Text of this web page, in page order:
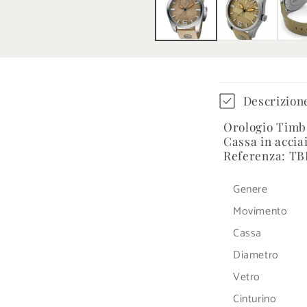
finestra
modale
C
o
n
t
Orologio
Cassa in
Referenza:
Genere
Movimento
Cassa
Diametro
Vetro
Cinturino